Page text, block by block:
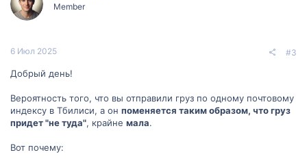
в
н
в
Member
6 Июл 2025 #3
Добрый день!
Вероятность того, что вы отправили груз по одному почтовому
индексу в Тбилиси, а он поменяется таким образом, что груз
придет "не туда", крайне мала.
Вот почему: